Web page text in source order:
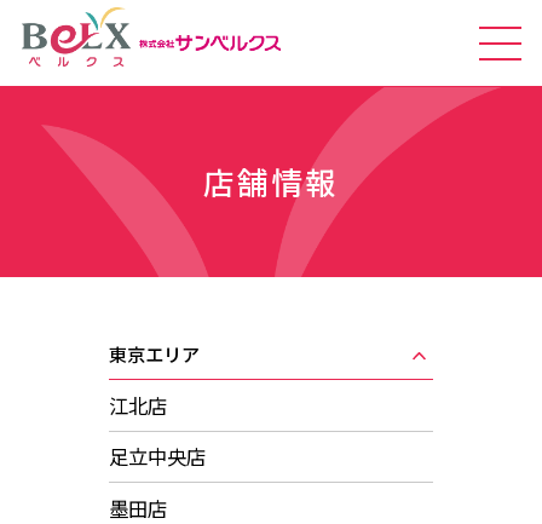
店舗情報
東京エリア
江北店
足立中央店
墨田店